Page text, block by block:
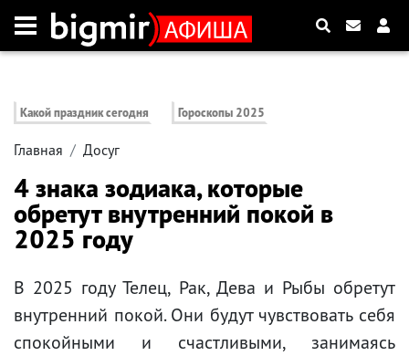
Какой праздник сегодня Гороскопы 2025
Главная Досуг
4 знака зодиака, которые
обретут внутренний покой в ​​
2025 году
В 2025 году Телец, Рак, Дева и Рыбы обретут
внутренний покой. Они будут чувствовать себя
спокойными и счастливыми, занимаясь